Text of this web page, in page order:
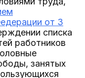
от 3
списка
работников
занятых